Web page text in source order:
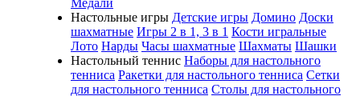
Медали
Настольные игры Детские игры Домино Доски
шахматные Игры 2 в 1, 3 в 1 Кости игральные
Лото Нарды Часы шахматные Шахматы Шашки
Настольный теннис Наборы для настольного
тенниса Ракетки для настольного тенниса Сетки
для настольного тенниса Столы для настольного